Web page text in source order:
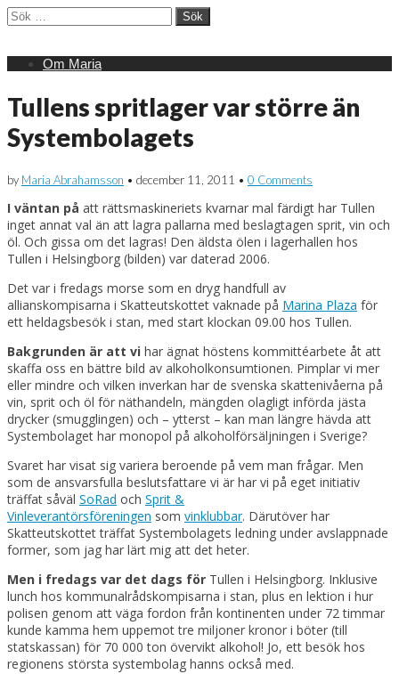
Sök
efter:
Main
Skip
Om Maria
Tullens spritlager var större än
Systembolagets
by Maria Abrahamsson • december 11, 2011 • 0 Comments
I väntan på att rättsmaskineriets kvarnar mal färdigt har Tullen
inget annat val än att lagra pallarna med beslagtagen sprit, vin och
öl. Och gissa om det lagras! Den äldsta ölen i lagerhallen hos
Tullen i Helsingborg (bilden) var daterad 2006.
Det var i fredags morse som en dryg handfull av
allianskompisarna i Skatteutskottet vaknade på Marina Plaza för
ett heldagsbesök i stan, med start klockan 09.00 hos Tullen.
Bakgrunden är att vi har ägnat höstens kommittéarbete åt att
skaffa oss en bättre bild av alkoholkonsumtionen. Pimplar vi mer
eller mindre och vilken inverkan har de svenska skattenivåerna på
vin, sprit och öl för näthandeln, mängden olagligt införda jästa
drycker (smugglingen) och – ytterst – kan man längre hävda att
Systembolaget har monopol på alkoholförsäljningen i Sverige?
Svaret har visat sig variera beroende på vem man frågar. Men
som de ansvarsfulla beslutsfattare vi är har vi på eget initiativ
träffat såväl SoRad och Sprit &
Vinleverantörsföreningen som vinklubbar. Därutöver har
Skatteutskottet träffat Systembolagets ledning under avslappnade
former, som jag har lärt mig att det heter.
Men i fredags var det dags för Tullen i Helsingborg. Inklusive
lunch hos kommunalrådskompisarna i stan, plus en lektion i hur
polisen genom att väga fordon från kontinenten under 72 timmar
kunde kamma hem uppemot tre miljoner kronor i böter (till
statskassan) för 70 000 ton övervikt alkohol! Jo, ett besök hos
regionens största systembolag hanns också med.